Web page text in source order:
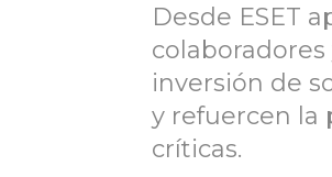
Desde ESET
inversión de
y refuercen la
críticas.